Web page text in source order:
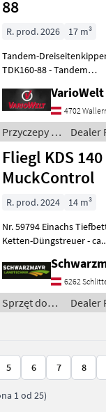
88
R. prod. 2026
17 m³
Tandem-
TDK160-88 - Tandem
Gesamtgewicht 16000kg
(entspricht 14000kg
Achslast zzgl. 2000kg
Stützlast) - Profi Rahmen
verzinkt
VarioWelt
Przyczepy /
Fliegl
Dealer
Fliegl KDS 140
MuckControl
R. prod. 2024
14 m³
Nr. 59794 Einachs Tiefbett
Ketten-Düngstreuer - ca.
13.000kg zul
Gesamtgewicht
10000kg Achslast zzgl.
3000kg Stützlast) - hyd
6262
Sprzęt do
nawożenia i
Dealer
5 6 7 8
1 od 25)